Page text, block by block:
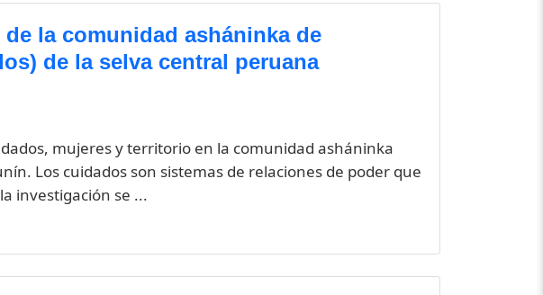
la comunidad asháninka de
de la selva central peruana
mujeres y territorio en la comunidad asháninka
Los cuidados son sistemas de relaciones de poder que
investigación se ...